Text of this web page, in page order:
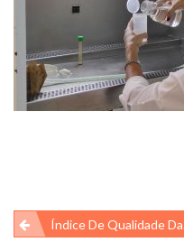
Navegação
Índice De Qualidade Das Águas